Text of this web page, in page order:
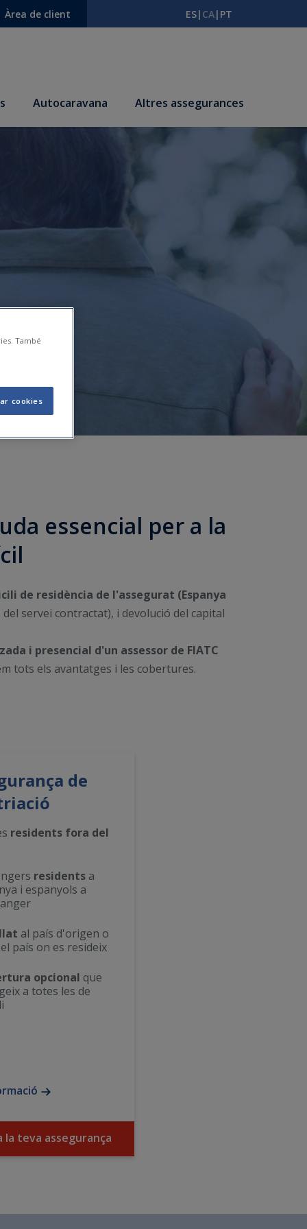
Àrea de client ES| CA| PT
Autocaravana Altres assegurances
essencial per a la
de residència de l'assegurat (Espanya
servei contractat), i devolució del capital
i presencial d'un assessor de FIATC
tots els avantatges i les cobertures.
de
residents fora del
residents a
i espanyols a
al país d'origen o
país on es resideix
opcional que
a totes les de
la teva assegurança
També
cookies